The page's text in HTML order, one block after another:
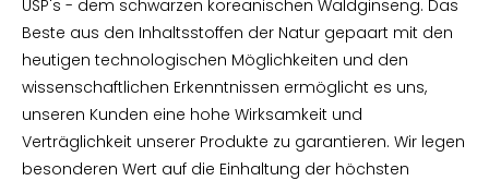
USP's - dem schwarzen koreanischen Waldginseng. Das
Beste aus den Inhaltsstoffen der Natur gepaart mit den
heutigen technologischen Möglichkeiten und den
wissenschaftlichen Erkenntnissen ermöglicht es uns,
unseren Kunden eine hohe Wirksamkeit und
Verträglichkeit unserer Produkte zu garantieren. Wir legen
besonderen Wert auf die Einhaltung der höchsten